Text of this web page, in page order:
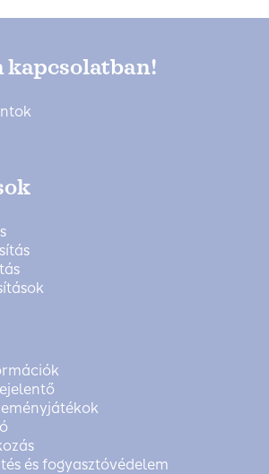
kapcsolatban!
és fogyasztóvédelem